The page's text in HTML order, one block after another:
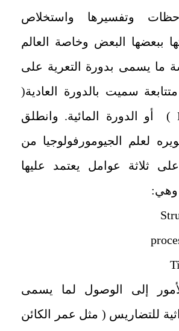
وتفسيرها واستخلاص
ببعضها البعض وخاصة العالم
ما يسمى بدورة التعرية على
سميت بالدورة العادية(
) أو الدورة المائية. وانطلق
لعلم الجيومورفولوجيا من
على ثلاثة عوامل يعتمد عليها
وهي:
إلى الوصول لما يسمى
للتضاريس ( مثل عمر الكائن